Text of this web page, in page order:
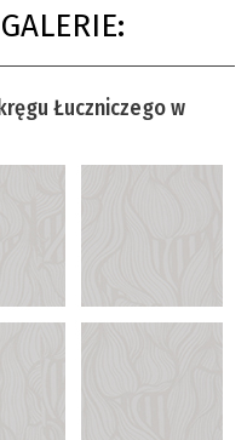
Łuczniczego w